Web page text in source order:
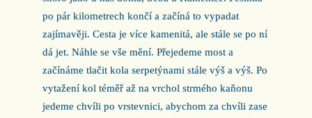
po pár kilometrech končí a začíná to vypadat
zajímavěji. Cesta je více kamenitá, ale stále se po ní
dá jet. Náhle se vše mění. Přejedeme most a
začínáme tlačit kola serpetýnami stále výš a výš. Po
vytažení kol téměř až na vrchol strmého kaňonu
jedeme chvíli po vrstevnici, abychom za chvíli zase